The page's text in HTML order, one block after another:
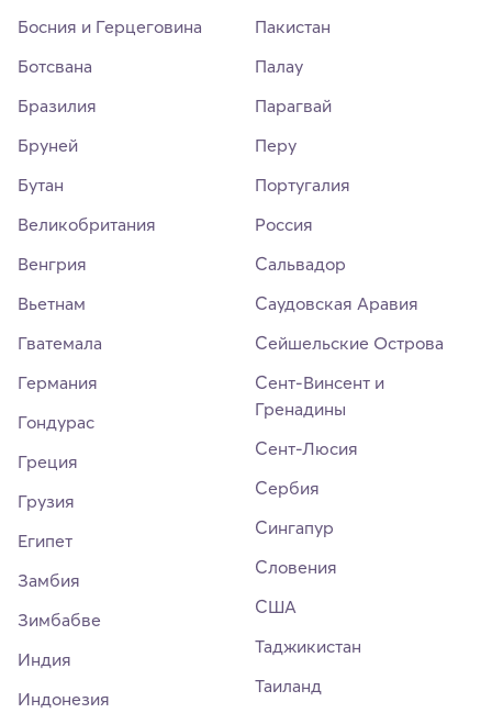
Босния и Герцеговина
Ботсвана
Бразилия
Бруней
Бутан
Великобритания
Венгрия
Вьетнам
Гватемала
Германия
Гондурас
Греция
Грузия
Египет
Замбия
Зимбабве
Индия
Индонезия
Пакистан
Палау
Парагвай
Перу
Португалия
Россия
Сальвадор
Саудовская Аравия
Сейшельские Острова
Сент-Винсент и
Гренадины
Сент-Люсия
Сербия
Сингапур
Словения
США
Таджикистан
Таиланд